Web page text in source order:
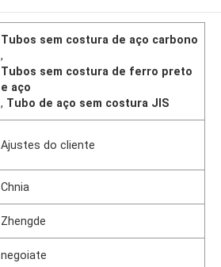
Tubos sem costura de aço carbono
,
Tubos sem costura de ferro preto
e aço
, Tubo de aço sem costura JIS
Ajustes do cliente
Chnia
Zhengde
negoiate